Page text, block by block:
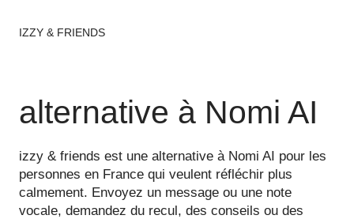
IZZY & FRIENDS
alternative à Nomi AI
izzy & friends est une alternative à Nomi AI pour les
personnes en France qui veulent réfléchir plus
calmement. Envoyez un message ou une note
vocale, demandez du recul, des conseils ou des